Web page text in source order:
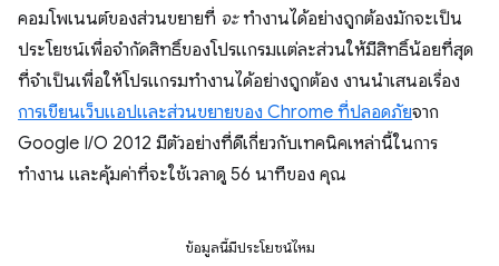
คอมโพเนนต์ของส่วนขยายที่ จะทำงานได้อย่างถูกต้องมักจะเป็น
ประโยชน์เพื่อจำกัดสิทธิ์ของโปรแกรมแต่ละส่วนให้มีสิทธิ์น้อยที่สุด
ที่จำเป็นเพื่อให้โปรแกรมทำงานได้อย่างถูกต้อง งานนำเสนอเรื่อง
การเขียนเว็บแอปและส่วนขยายของ Chrome ที่ปลอดภัยจาก
Google I/O 2012 มีตัวอย่างที่ดีเกี่ยวกับเทคนิคเหล่านี้ในการ
ทำงาน และคุ้มค่าที่จะใช้เวลาดู 56 นาทีของ คุณ
ข้อมูลนี้มีประโยชน์ไหม